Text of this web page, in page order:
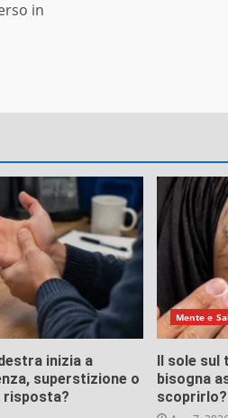
in
inizia a
superstizione o
risposta?
Mente e
Il sole sul
bisogna
scoprirlo?